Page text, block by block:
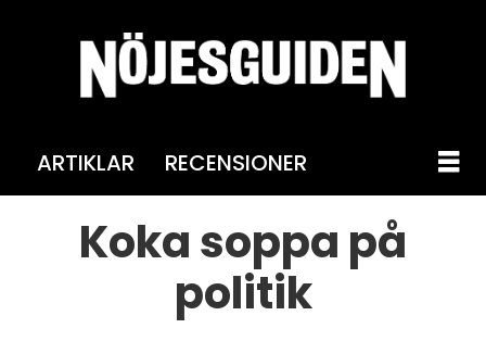
ARTIKLAR RECENSIONER
Koka soppa på
politik